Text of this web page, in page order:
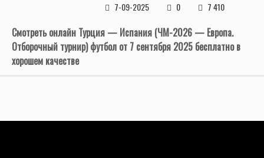
7-09-2025
0 7 410
Смотреть онлайн Турция — Испания (ЧМ-2026 — Европа.
Отборочный турнир) футбол от 7 сентября 2025 бесплатно в
хорошем качестве